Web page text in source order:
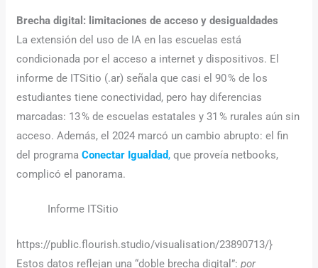
Brecha digital: limitaciones de acceso y desigualdades
La extensión del uso de IA en las escuelas está
condicionada por el acceso a internet y dispositivos. El
informe de ITSitio (.ar) señala que casi el 90 % de los
estudiantes tiene conectividad, pero hay diferencias
marcadas: 13 % de escuelas estatales y 31 % rurales aún sin
acceso. Además, el 2024 marcó un cambio abrupto: el fin
del programaConectar Igualdad, que proveía netbooks,
complicó el panorama.
Informe ITSitio
https://public.flourish.studio/visualisation/23890713/}
Estos datos reflejan una “doble brecha digital”:por